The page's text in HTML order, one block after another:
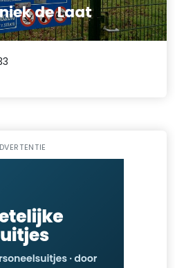
de Laat